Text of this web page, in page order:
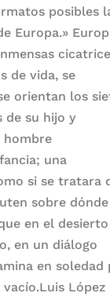
posibles
Europa.»
de vida, se
orientan los
de su hijo y
hombre
una
si se tratara
sobre dónde
en el
en un diálogo
en soledad
López